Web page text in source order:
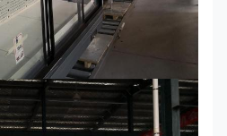
850/1000*2200
(40X2)
850/1000*2200